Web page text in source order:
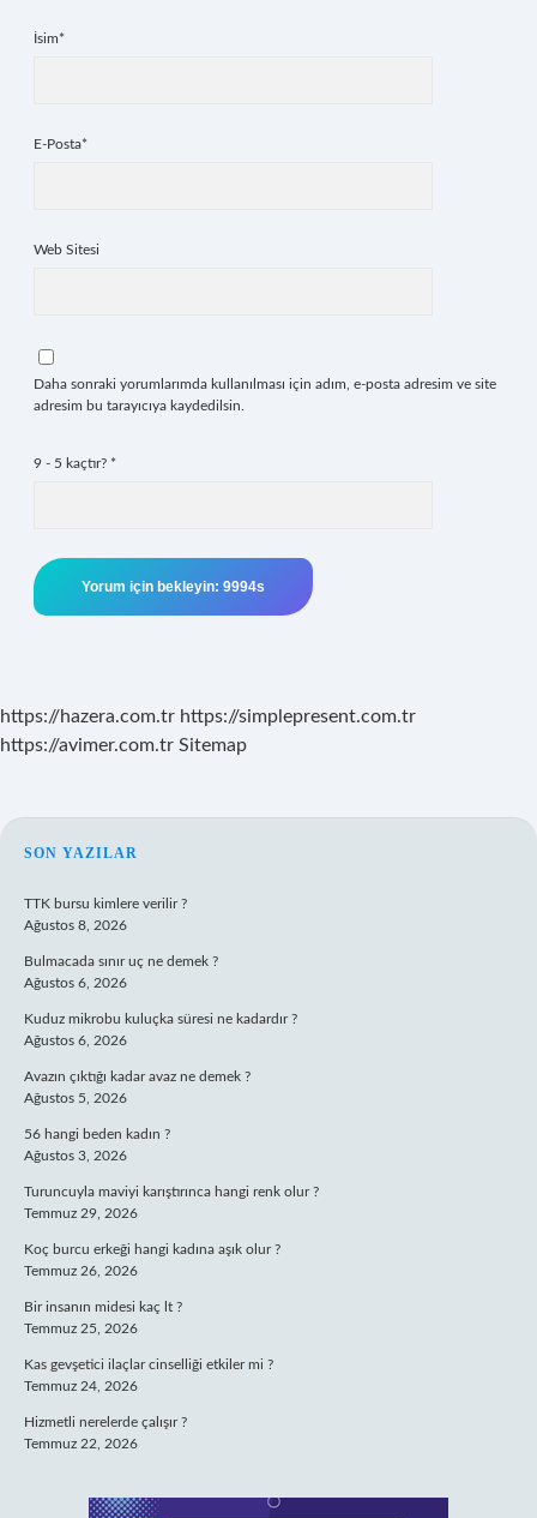
İsim*
E-Posta*
Web Sitesi
Daha sonraki yorumlarımda kullanılması için adım, e-posta adresim ve site
adresim bu tarayıcıya kaydedilsin.
9 - 5 kaçtır? *
https://hazera.com.tr https://simplepresent.com.tr
https://avimer.com.tr Sitemap
SIDEBAR
SON YAZILAR
TTK bursu kimlere verilir ?
Ağustos 8, 2026
Bulmacada sınır uç ne demek ?
Ağustos 6, 2026
Kuduz mikrobu kuluçka süresi ne kadardır ?
Ağustos 6, 2026
Avazın çıktığı kadar avaz ne demek ?
Ağustos 5, 2026
56 hangi beden kadın ?
Ağustos 3, 2026
Turuncuyla maviyi karıştırınca hangi renk olur ?
Temmuz 29, 2026
Koç burcu erkeği hangi kadına aşık olur ?
Temmuz 26, 2026
Bir insanın midesi kaç lt ?
Temmuz 25, 2026
Kas gevşetici ilaçlar cinselliği etkiler mi ?
Temmuz 24, 2026
Hizmetli nerelerde çalışır ?
Temmuz 22, 2026